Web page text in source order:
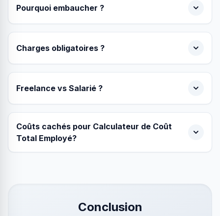
Pourquoi embaucher ?
Charges obligatoires ?
Freelance vs Salarié ?
Coûts cachés pour Calculateur de Coût
Total Employé?
Conclusion